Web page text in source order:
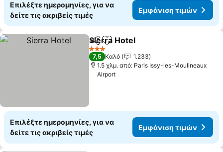
Επιλέξτε ημερομηνίες, για να
δείτε τις ακριβείς τιμές
Εμφάνιση τιμών
Κοινοποίηση
Προσθήκη στα αγαπημένα
Sierra Hotel
3 Αστέρια
7,5 Καλό
1.233
1.5 χλμ. από: Paris Issy-les-Moulineaux
Airport
Επιλέξτε ημερομηνίες, για να
δείτε τις ακριβείς τιμές
Εμφάνιση τιμών